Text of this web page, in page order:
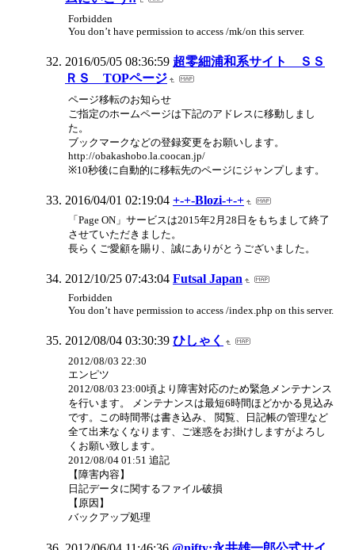
Forbidden
You don’t have permission to access /mk/on this server.
2016/05/05 08:36:59 超零細浦和系サイト ＳＳ
ＲＳ TOPページ
ページ移転のお知らせ
ご指定のホームページは下記のアドレスに移動しまし
た。
ブックマークなどの登録変更をお願いします。
http://obakashobo.la.coocan.jp/
※10秒後に自動的に移転先のページにジャンプします。
2016/04/01 02:19:04 +-+-Blozi-+-+
「Page ON」サービスは2015年2月28日をもちまして終了
させていただきました。
長らくご愛顧を賜り、誠にありがとうございました。
2012/10/25 07:43:04 Futsal Japan
Forbidden
You don’t have permission to access /index.php on this server.
2012/08/04 03:30:39 ひしゃく
2012/08/03 22:30
エンピツ
2012/08/03 23:00頃より障害対応のため緊急メンテナンス
を行います。 メンテナンスは最短6時間ほどかかる見込み
です。この時間帯は書き込み、 閲覧、日記帳の管理など
全て出来なくなります、ご迷惑をお掛けしますがよろし
くお願い致します。
2012/08/04 01:51 追記
【障害内容】
日記データに関するファイル破損
【原因】
バックアップ処理